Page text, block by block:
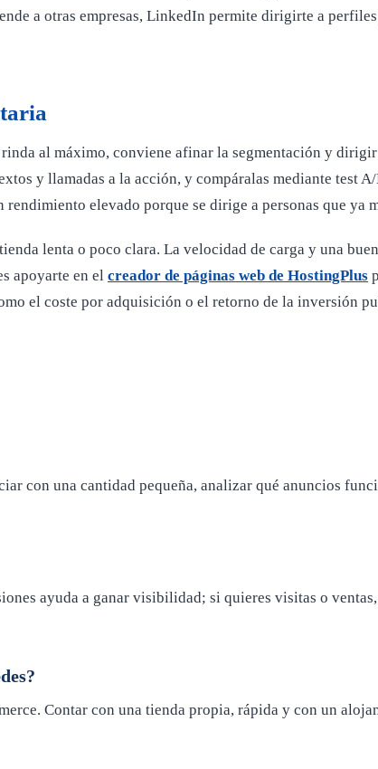
a otras empresas, LinkedIn permite dirigirte a
al máximo, conviene afinar la segmentación y
y llamadas a la acción, y compáralas mediante test
elevado porque se dirige a personas que ya
lenta o poco clara. La velocidad de carga y una
apoyarte en el creador de páginas web de HostingPlus
el coste por adquisición o el retorno de la inversión
con una cantidad pequeña, analizar qué anuncios
ayuda a ganar visibilidad; si quieres visitas o
Contar con una tienda propia, rápida y con un